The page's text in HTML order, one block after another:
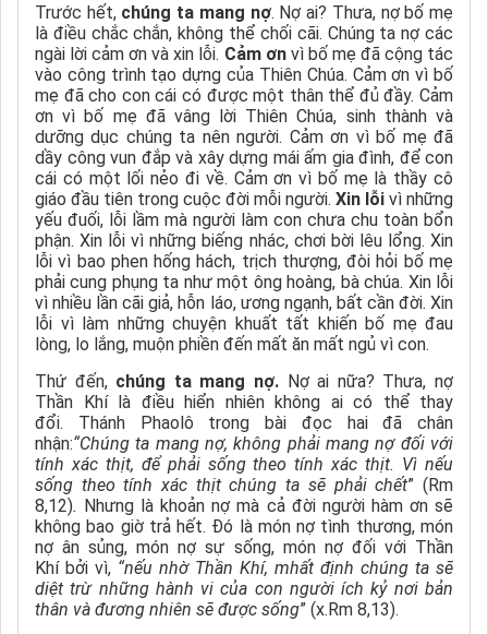
Trước hết, chúng ta mang nợ. Nợ ai? Thưa, nợ bố mẹ
là điều chắc chắn, không thể chối cãi. Chúng ta nợ các
ngài lời cảm ơn và xin lỗi. Cảm ơnvì bố mẹ đã cộng tác
vào công trình tạo dựng của Thiên Chúa. Cảm ơn vì bố
mẹ đã cho con cái có được một thân thể đủ đầy. Cảm
ơn vì bố mẹ đã vâng lời Thiên Chúa, sinh thành và
dưỡng dục chúng ta nên người. Cảm ơn vì bố mẹ đã
dầy công vun đắp và xây dựng mái ấm gia đình, để con
cái có một lối nẻo đi về. Cảm ơn vì bố mẹ là thầy cô
giáo đầu tiên trong cuộc đời mỗi người. Xin lỗi vì những
yếu đuối, lỗi lầm mà người làm con chưa chu toàn bổn
phận. Xin lỗi vì những biếng nhác, chơi bời lêu lổng. Xin
lỗi vì bao phen hống hách, trịch thượng, đòi hỏi bố mẹ
phải cung phụng ta như một ông hoàng, bà chúa. Xin lỗi
vì nhiều lần cãi giả, hỗn láo, ương ngạnh, bất cần đời. Xin
lỗi vì làm những chuyện khuất tất khiến bố mẹ đau
lòng, lo lắng, muộn phiền đến mất ăn mất ngủ vì con.
Thứ đến, chúng ta mang nợ. Nợ ai nữa? Thưa, nợ
Thần Khí là điều hiển nhiên không ai có thể thay
đổi.
Thánh Phaolô trong bài đọc haiđã chân
nhận:“Chúng ta mang nợ, không phải mang nợ đối với
tính xác thịt, để phải sống theo tính xác thịt. Vì nếu
sống theo tính xác thịt chúng ta sẽ phải chết” (Rm
8,12). Nhưng là khoản nợ mà cả đời người hàm ơn sẽ
không bao giờ trả hết. Đó là món nợ tình thương, món
nợ ân sủng, món nợ sự sống, món nợ đối với Thần
Khí bởi vì, “nếu nhờ Thần Khí, mhất định chúng ta sẽ
diệt trừ những hành vi của con người ích kỷ nơi bản
thân và đương nhiên sẽ được sống” (x.Rm 8,13).